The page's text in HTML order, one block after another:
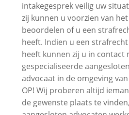
intakegesprek veilig uw
zij kunnen u voorzien van
beoordelen of u een
heeft. Indien u een
heeft kunnen zij u in contact
gespecialiseerde
advocaat in de omgeving
OP! Wij proberen altijd
de gewenste plaats te